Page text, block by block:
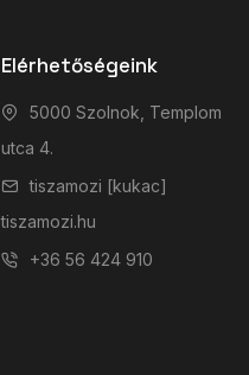
Elérhetőségeink
5000 Szolnok, Templom
utca 4.
tiszamozi [kukac]
tiszamozi.hu
+36 56 424 910